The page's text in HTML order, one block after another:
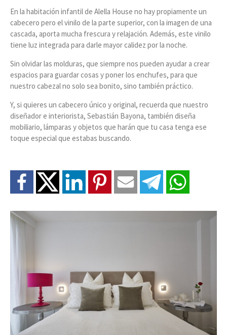
En la habitación infantil de Alella House no hay propiamente un
cabecero pero el vinilo de la parte superior, con la imagen de una
cascada, aporta mucha frescura y relajación. Además, este vinilo
tiene luz integrada para darle mayor calidez por la noche.
Sin olvidar las molduras, que siempre nos pueden ayudar a crear
espacios para guardar cosas y poner los enchufes, para que
nuestro cabezal no solo sea bonito, sino también práctico.
Y, si quieres un cabecero único y original, recuerda que nuestro
diseñador e interiorista, Sebastián Bayona, también diseña
mobiliario, lámparas y objetos que harán que tu casa tenga ese
toque especial que estabas buscando.